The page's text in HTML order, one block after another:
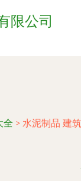
限公司
全 > 水泥制品 建